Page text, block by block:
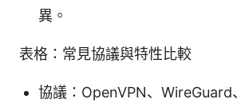
異。
表格：常見協議與特性比較
協議：OpenVPN、WireGuard、